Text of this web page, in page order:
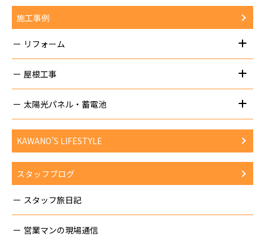
施工事例
リフォーム
屋根工事
太陽光パネル・蓄電池
KAWANO’S LIFESTYLE
スタッフブログ
スタッフ旅日記
営業マンの現場通信